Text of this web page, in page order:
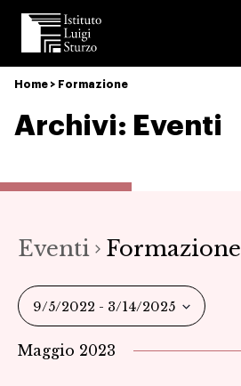
Istituto
Luigi
Sturzo
Home > Formazione
Archivi: Eventi
Eventi Formazione
9/5/2022 - 3/14/2025
la
Maggio 2023